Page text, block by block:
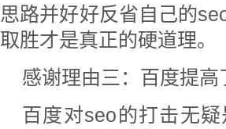
思路并好好反省自己的
取胜才是真正的硬道理。
感谢理由三：百度提
百度对seo的打击无